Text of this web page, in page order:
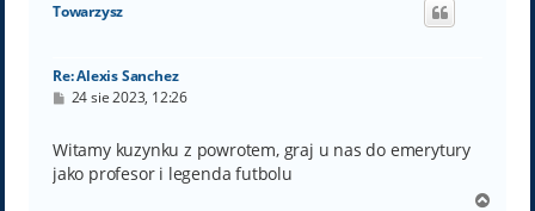
Towarzysz
Re: Alexis Sanchez
P
t
24 sie 2023, 12:26
Witamy kuzynku z powrotem, graj u nas do emerytury
jako profesor i legenda futbolu